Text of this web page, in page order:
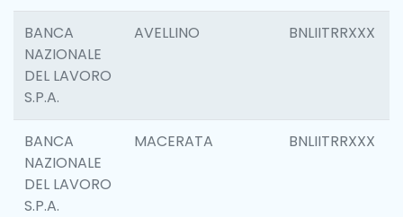
BANCA
NAZIONALE
DEL LAVORO
S.P.A.
AVELLINO BNLIITRRXXX
BANCA
NAZIONALE
DEL LAVORO
S.P.A.
MACERATA BNLIITRRXXX